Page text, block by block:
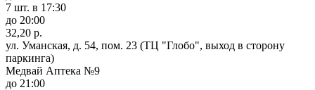
7 шт. в 17:30
до 20:00
32,20 р.
ул. Уманская, д. 54, пом. 23 (ТЦ "Глобо", выход в сторону
паркинга)
Медвай Аптека №9
до 21:00